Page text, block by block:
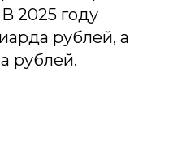
2025 году
рублей, а
рублей.